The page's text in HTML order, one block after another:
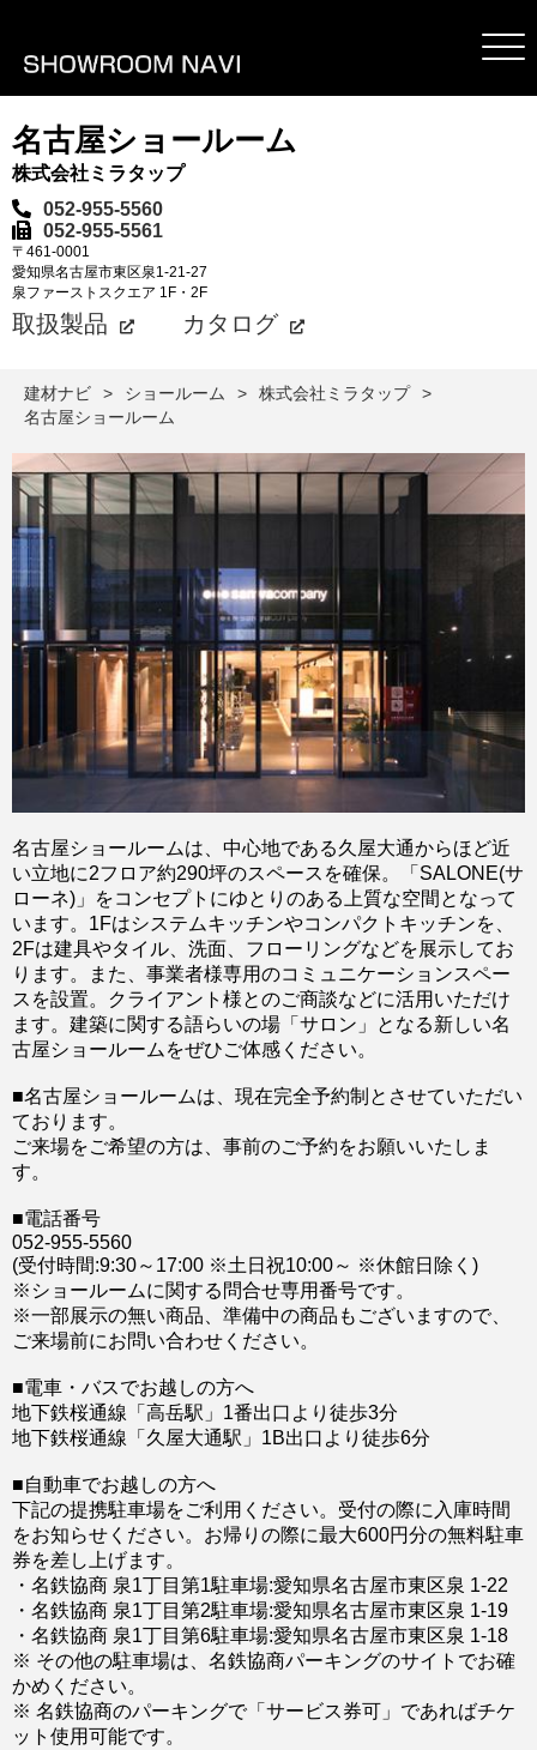
名古屋ショールーム
株式会社ミラタップ
052-955-5560
052-955-5561
〒461-0001
愛知県名古屋市東区泉1-21-27
泉ファーストスクエア 1F・2F
取扱製品 カタログ
建材ナビ ショールーム
株式会社ミラタップ
名古屋ショールーム
名古屋ショールームは、中心地である久屋大通からほど近
い立地に2フロア約290坪のスペースを確保。「SALONE(サ
ローネ)」をコンセプトにゆとりのある上質な空間となって
います。1Fはシステムキッチンやコンパクトキッチンを、
2Fは建具やタイル、洗面、フローリングなどを展示してお
ります。また、事業者様専用のコミュニケーションスペー
スを設置。クライアント様とのご商談などに活用いただけ
ます。建築に関する語らいの場「サロン」となる新しい名
古屋ショールームをぜひご体感ください。
■名古屋ショールームは、現在完全予約制とさせていただい
ております。
ご来場をご希望の方は、事前のご予約をお願いいたしま
す。
■電話番号
052-955-5560
(受付時間:9:30～17:00 ※土日祝10:00～ ※休館日除く)
※ショールームに関する問合せ専用番号です。
※一部展示の無い商品、準備中の商品もございますので、
ご来場前にお問い合わせください。
■電車・バスでお越しの方へ
地下鉄桜通線「高岳駅」1番出口より徒歩3分
地下鉄桜通線「久屋大通駅」1B出口より徒歩6分
■自動車でお越しの方へ
下記の提携駐車場をご利用ください。受付の際に入庫時間
をお知らせください。お帰りの際に最大600円分の無料駐車
券を差し上げます。
・名鉄協商 泉1丁目第1駐車場:愛知県名古屋市東区泉 1-22
・名鉄協商 泉1丁目第2駐車場:愛知県名古屋市東区泉 1-19
・名鉄協商 泉1丁目第6駐車場:愛知県名古屋市東区泉 1-18
※ その他の駐車場は、名鉄協商パーキングのサイトでお確
かめください。
※ 名鉄協商のパーキングで「サービス券可」であればチケ
ット使用可能です。